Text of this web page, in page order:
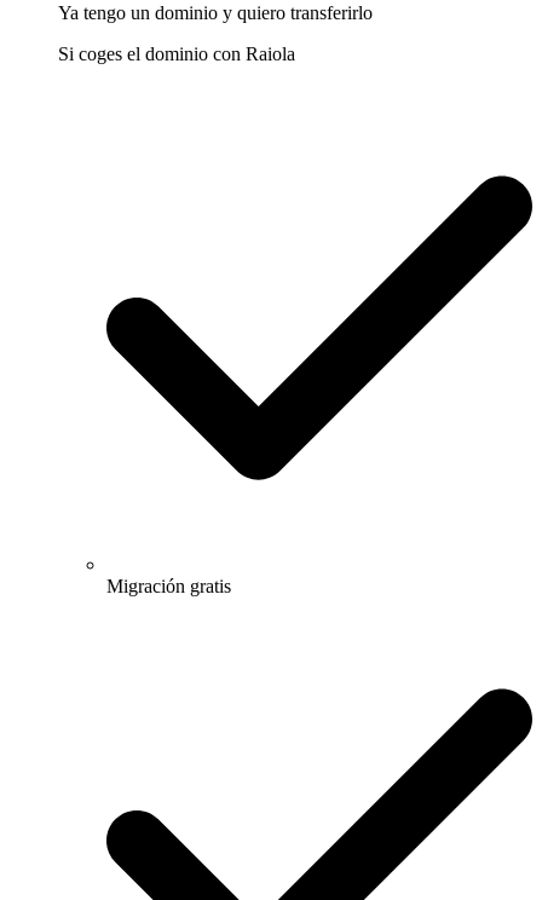
Ya tengo un dominio y quiero transferirlo
Si coges el dominio con Raiola
Migración gratis